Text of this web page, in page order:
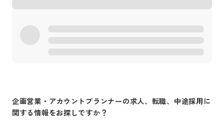
企画営業・アカウントプランナーの求人、転職、中途採用に
関する情報をお探しですか？